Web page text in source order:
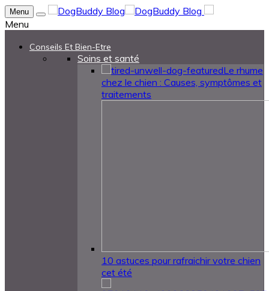
Menu
Menu
Conseils Et Bien-Etre
Soins et santé
Le rhume
chez le chien : Causes, symptômes et
traitements
10 astuces pour rafraichir votre chien
cet été